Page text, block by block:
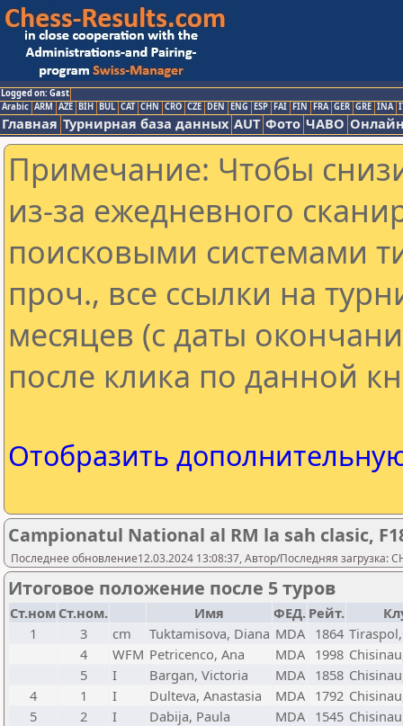
Logged on: Gast
Arabic ARM AZE BIH BUL CAT CHN CRO CZE DEN ENG ESP FAI FIN FRA GER GRE INA
Главная Турнирная база данных AUT Фото ЧАВО
Примечание: Чтобы
из-за ежедневного
поисковыми системами
проч., все ссылки на
месяцев (с даты
после клика по данной
Отобразить
Campionatul National al RM la sah clasic,
Последнее обновление12.03.2024 13:08:37, Автор/Последняя загрузка:
Итоговое положение после 5 туров
Ст.ном Ст.ном. Имя ФЕД. Рейт.
1
3 cm Tuktamisova, Diana MDA 1864
4
WFM Petricenco, Ana MDA 1998
5
I Bargan, Victoria MDA 1858
4
1 I Dulteva, Anastasia MDA 1792
5
2 I Dabija, Paula MDA 1545